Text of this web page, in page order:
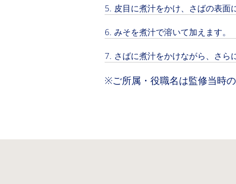
皮目に煮汁をかけ、さばの表面
みそを煮汁で溶いて加えます。
さばに煮汁をかけながら、さら
※ご所属・役職名は監修当時の